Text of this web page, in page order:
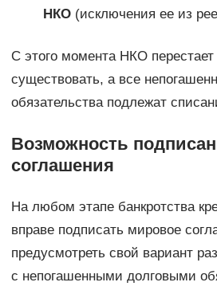
НКО(исключения ее из
С этого момента НКО
существовать, а все
обязательства подлежат
Возможность
соглашения
На любом этапе банкротства
вправе подписать мировое
предусмотреть свой вариант
с непогашенными долговыми